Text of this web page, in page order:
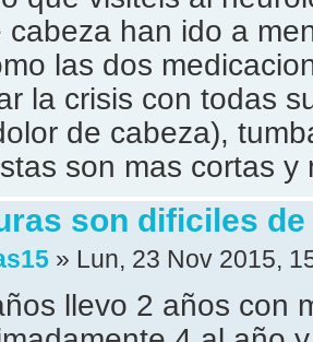
cabeza han ido a
las dos
la crisis con todas
de cabeza),
son mas cortas y
son dificiles
» Lun, 23 Nov 2015,
llevo 2 años con